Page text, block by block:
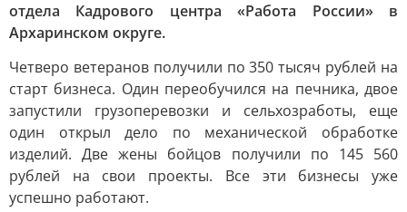
отдела Кадрового центра «Работа России» в
Архаринском округе.
Четверо ветеранов получили по 350 тысяч рублей на
старт бизнеса. Один переобучился на печника, двое
запустили грузоперевозки и сельхозработы, еще
один открыл дело по механической обработке
изделий. Две жены бойцов получили по 145 560
рублей на свои проекты. Все эти бизнесы уже
успешно работают.